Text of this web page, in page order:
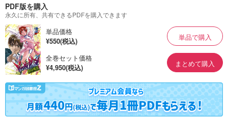
PDF版を購入
永久に所有、共有できるPDFを購入できます
単品価格
¥550(税込)
単品で購入
全巻セット価格
¥4,950(税込)
まとめて購入